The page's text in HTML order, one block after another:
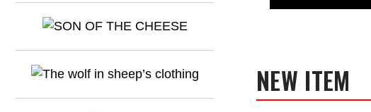
NEW ITEM